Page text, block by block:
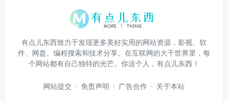
有点儿东西致力于发现更多美好实用的网站资源，影视、软
件、网盘、编程搜索和技术分享。在互联网的大千世界里，每
个网站都有自己独特的光芒。你这个人，有点儿东西！
网站提交 免责声明 广告合作 关于本站